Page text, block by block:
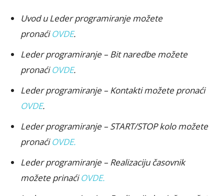
Uvod u Leder programiranje možete
pronaćiOVDE.
Leder programiranje – Bit naredbe možete
pronaćiOVDE.
Leder programiranje – Kontakti možete pronaći
OVDE.
Leder programiranje – START/STOP kolo možete
pronaćiOVDE.
Leder programiranje – Realizaciju časovnik
možete prinaćiOVDE.